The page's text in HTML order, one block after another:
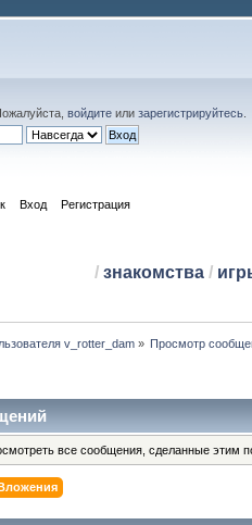
войдите или зарегистрируйтесь
Вход Регистрация
/ знакомства/
v_rotter_dam» Просмотр
все сообщения, сделанные этим
Вложения